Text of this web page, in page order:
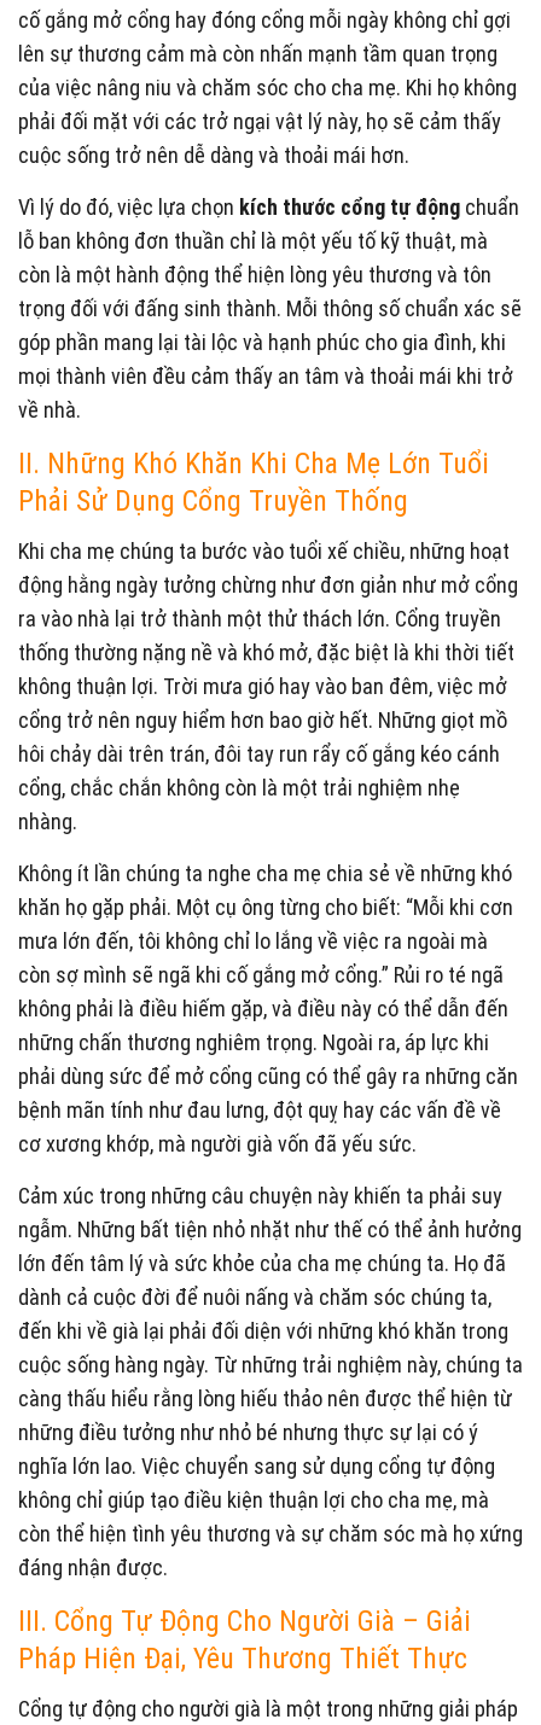
cố gắng mở cổng hay đóng cổng mỗi ngày không chỉ gợi
lên sự thương cảm mà còn nhấn mạnh tầm quan trọng
của việc nâng niu và chăm sóc cho cha mẹ. Khi họ không
phải đối mặt với các trở ngại vật lý này, họ sẽ cảm thấy
cuộc sống trở nên dễ dàng và thoải mái hơn.
Vì lý do đó, việc lựa chọn kích thước cổng tự động chuẩn
lỗ ban không đơn thuần chỉ là một yếu tố kỹ thuật, mà
còn là một hành động thể hiện lòng yêu thương và tôn
trọng đối với đấng sinh thành. Mỗi thông số chuẩn xác sẽ
góp phần mang lại tài lộc và hạnh phúc cho gia đình, khi
mọi thành viên đều cảm thấy an tâm và thoải mái khi trở
về nhà.
II. Những Khó Khăn Khi Cha Mẹ Lớn Tuổi
Phải Sử Dụng Cổng Truyền Thống
Khi cha mẹ chúng ta bước vào tuổi xế chiều, những hoạt
động hằng ngày tưởng chừng như đơn giản như mở cổng
ra vào nhà lại trở thành một thử thách lớn. Cổng truyền
thống thường nặng nề và khó mở, đặc biệt là khi thời tiết
không thuận lợi. Trời mưa gió hay vào ban đêm, việc mở
cổng trở nên nguy hiểm hơn bao giờ hết. Những giọt mồ
hôi chảy dài trên trán, đôi tay run rẩy cố gắng kéo cánh
cổng, chắc chắn không còn là một trải nghiệm nhẹ
nhàng.
Không ít lần chúng ta nghe cha mẹ chia sẻ về những khó
khăn họ gặp phải. Một cụ ông từng cho biết: “Mỗi khi cơn
mưa lớn đến, tôi không chỉ lo lắng về việc ra ngoài mà
còn sợ mình sẽ ngã khi cố gắng mở cổng.” Rủi ro té ngã
không phải là điều hiếm gặp, và điều này có thể dẫn đến
những chấn thương nghiêm trọng. Ngoài ra, áp lực khi
phải dùng sức để mở cổng cũng có thể gây ra những căn
bệnh mãn tính như đau lưng, đột quỵ hay các vấn đề về
cơ xương khớp, mà người già vốn đã yếu sức.
Cảm xúc trong những câu chuyện này khiến ta phải suy
ngẫm. Những bất tiện nhỏ nhặt như thế có thể ảnh hưởng
lớn đến tâm lý và sức khỏe của cha mẹ chúng ta. Họ đã
dành cả cuộc đời để nuôi nấng và chăm sóc chúng ta,
đến khi về già lại phải đối diện với những khó khăn trong
cuộc sống hàng ngày. Từ những trải nghiệm này, chúng ta
càng thấu hiểu rằng lòng hiếu thảo nên được thể hiện từ
những điều tưởng như nhỏ bé nhưng thực sự lại có ý
nghĩa lớn lao. Việc chuyển sang sử dụng cổng tự động
không chỉ giúp tạo điều kiện thuận lợi cho cha mẹ, mà
còn thể hiện tình yêu thương và sự chăm sóc mà họ xứng
đáng nhận được.
III. Cổng Tự Động Cho Người Già – Giải
Pháp Hiện Đại, Yêu Thương Thiết Thực
Cổng tự động cho người già là một trong những giải pháp